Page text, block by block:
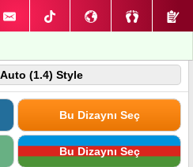
(1.4) Style
Bu Dizaynı Seç
Bu Dizaynı Seç